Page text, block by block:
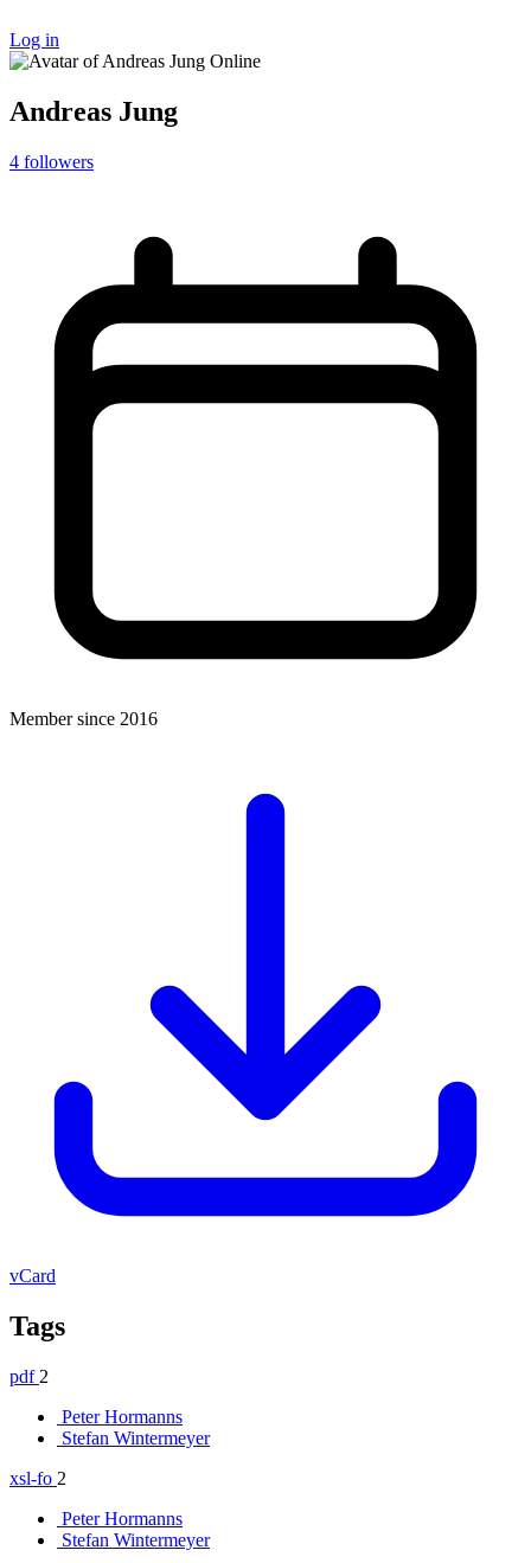
Log in
Online
Andreas Jung
4 followers
Member since 2016
vCard
Tags
pdf 2
Peter Hormanns
Stefan Wintermeyer
xsl-fo 2
Peter Hormanns
Stefan Wintermeyer